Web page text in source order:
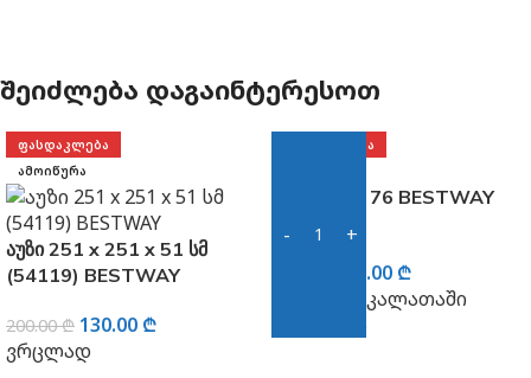
ᲨᲔᲘᲫᲚᲔᲑᲐ ᲓᲐᲒᲐᲘᲜᲢᲔᲠᲔᲡᲝᲗ
ᲤᲐᲡᲓᲐᲙᲚᲔᲑᲐ
ᲐᲛᲝᲘᲬᲣᲠᲐ
აუზი 251 x 251 x 51 სმ
(54119) BESTWAY
200.00₾ 130.00 ₾
ვრცლად
ᲤᲐᲡᲓᲐᲙᲚᲔᲑᲐ
აუზი 305 x 76 BESTWAY
99.00 ₾
კალათაში